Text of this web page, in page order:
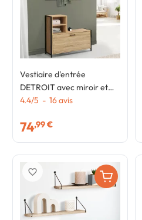
Vestiaire d'entrée
DETROIT avec miroir et
range-chaussures design
4.4/5 - 16avis
74,99 €
favorite_border